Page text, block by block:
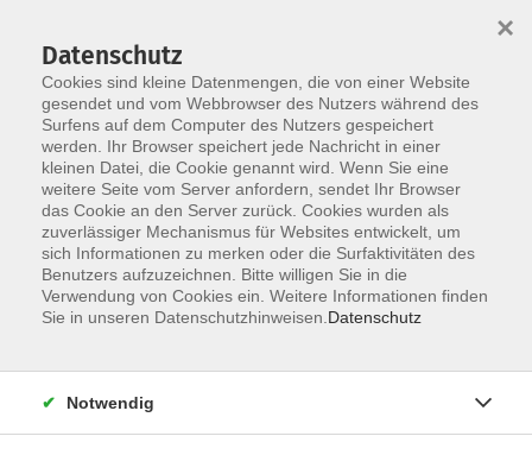
Skip to main content
Der Kurs konnte nicht gefunden werden.
Datenschutz
Cookies sind kleine Datenmengen, die von einer Website
gesendet und vom Webbrowser des Nutzers während des
Surfens auf dem Computer des Nutzers gespeichert
werden. Ihr Browser speichert jede Nachricht in einer
kleinen Datei, die Cookie genannt wird. Wenn Sie eine
weitere Seite vom Server anfordern, sendet Ihr Browser
das Cookie an den Server zurück. Cookies wurden als
zuverlässiger Mechanismus für Websites entwickelt, um
sich Informationen zu merken oder die Surfaktivitäten des
Benutzers aufzuzeichnen. Bitte willigen Sie in die
Verwendung von Cookies ein. Weitere Informationen finden
Sie in unseren Datenschutzhinweisen. Datenschutz
×
Notwendig